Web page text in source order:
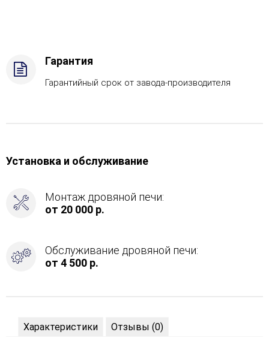
Подготовка,
Боковой
подключение
Слева
Гарантия
Гарантийный срок от завода-производителя
Установка и обслуживание
Монтаж дровяной печи:
от 20 000 р.
Обслуживание дровяной печи:
от 4 500 р.
Характеристики Отзывы (0)